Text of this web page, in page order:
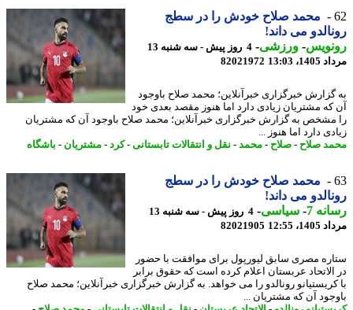
محمد صلاح خودش را در سطج
می داند!
-ورزشی-
4 روز پیش - سه شنبه 13
13:03
82021972
خبرگزاری خبرآنلاین؛ محمد صلاح باوجود
مشتریان زیادی دارد اما هنوز مقصد بعدی خود
به گزارش خبرگزاری خبرآنلاین؛ محمد صلاح باوجود آن که مشتریان
دارد اما هنوز ...
صلاح-صلاح-محمد-نقل و انتقالات تابستانی-کرد-مشتریان-باشگاه
محمد صلاح خودش را در سطج
می داند!
7
-سیاسی-
4 روز پیش - سه شنبه 13
12:55
82021905
مصری سابق لیورپول برای موافقت با حضور
عربستان اعلام کرده است که حقوق برابر
رونالدو را می خواهد. به گزارش خبرگزاری خبرآنلاین؛ محمد صلاح
آن که مشتریان ...